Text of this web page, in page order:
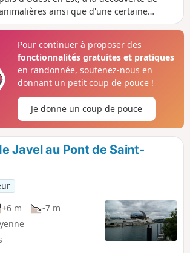
ainsi que d'une certaine
propre à cet arrondissement.
Pour continuer à proposer des
fonctionnalités gratuites et pratiques
en randonnée, soutenez-nous en
donnant un petit coup de pouce !
Je donne un coup de pouce
Javel au Pont de Saint-
+6 m
-7 m